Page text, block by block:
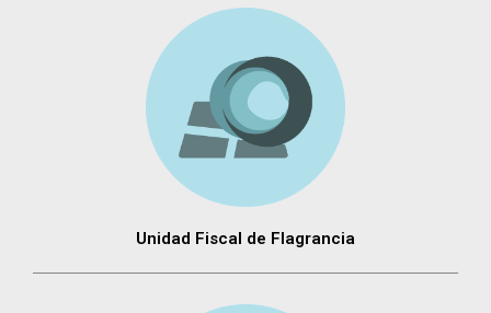
Unidad Fiscal de Flagrancia